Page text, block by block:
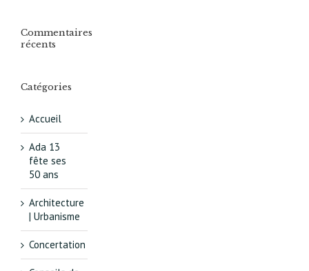
Commentaires
récents
Catégories
Accueil
Ada 13
fête ses
50 ans
Architecture
| Urbanisme
Concertation